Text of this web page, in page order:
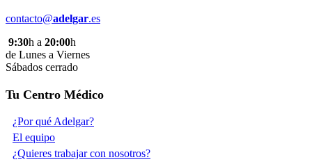
contacto@adelgar.es
9:30h a 20:00h
de Lunes a Viernes
Sábados cerrado
Tu Centro Médico
¿Por qué Adelgar?
El equipo
¿Quieres trabajar con nosotros?